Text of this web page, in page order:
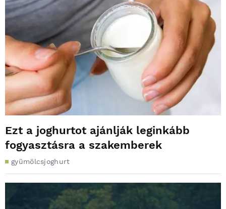
Ezt a joghurtot ajánlják leginkább
fogyasztásra a szakemberek
gyümölcsjoghurt